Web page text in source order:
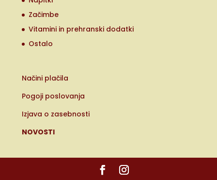
Začimbe
Vitamini in prehranski dodatki
Ostalo
Načini plačila
Pogoji poslovanja
Izjava o zasebnosti
NOVOSTI